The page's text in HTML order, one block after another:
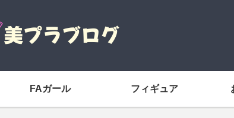
FAガール フィギュア